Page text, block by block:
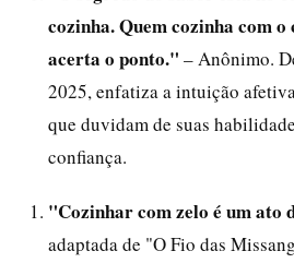
cozinha. Quem cozinha com
acerta o ponto." – Anônimo.
2025, enfatiza a intuição
que duvidam de suas
confiança.
"Cozinhar com zelo é um ato
adaptada de "O Fio das